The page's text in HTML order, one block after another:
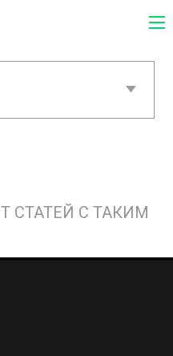
СТАТЕЙ С ТАКИМ